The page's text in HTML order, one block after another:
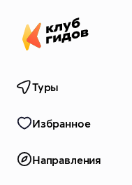
Туры
Избранное
Направления